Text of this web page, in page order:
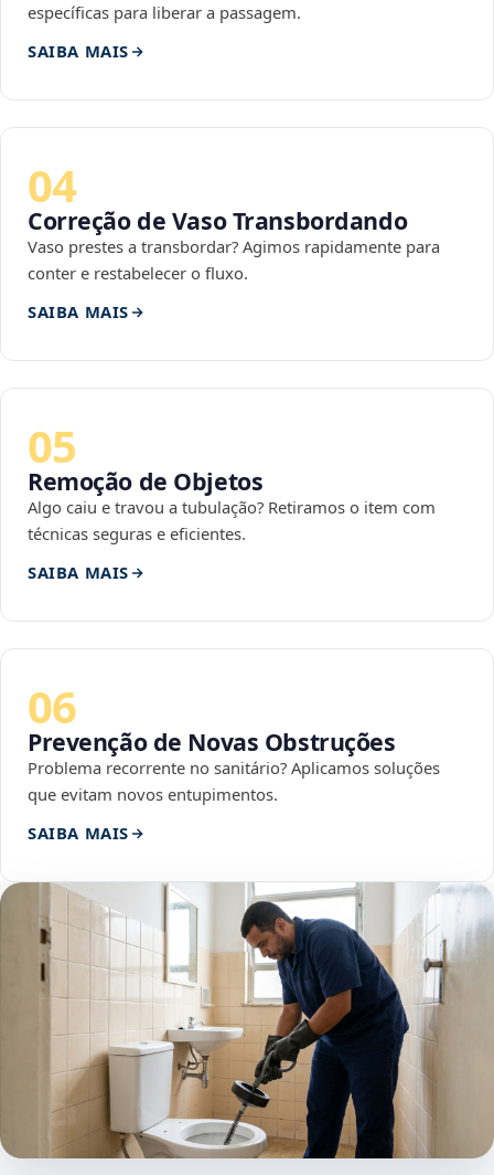
específicas para liberar a passagem.
SAIBA MAIS
04
Correção de Vaso Transbordando
Vaso prestes a transbordar? Agimos rapidamente para
conter e restabelecer o fluxo.
SAIBA MAIS
05
Remoção de Objetos
Algo caiu e travou a tubulação? Retiramos o item com
técnicas seguras e eficientes.
SAIBA MAIS
06
Prevenção de Novas Obstruções
Problema recorrente no sanitário? Aplicamos soluções
que evitam novos entupimentos.
SAIBA MAIS